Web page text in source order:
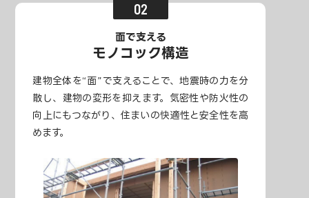
面で支える
モノコック構造
建物全体を“面”で支えることで、地震時の力を分
散し、建物の変形を抑えます。気密性や防火性の
向上にもつながり、住まいの快適性と安全性を高
めます。